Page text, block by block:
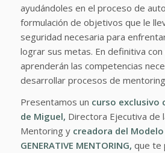
ayudándoles en el proceso de
formulación de objetivos que le
seguridad necesaria para
lograr sus metas. En definitiva
aprenderán las competencias
desarrollar procesos de
Presentamos un curso exclusivo
de Miguel, Directora Ejecutiva de
Mentoring y creadora del Modelo
GENERATIVE MENTORING, que te